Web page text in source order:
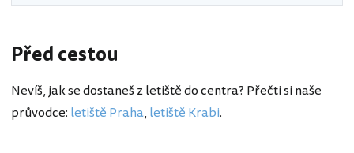
Před cestou
Nevíš, jak se dostaneš z letiště do centra? Přečti si naše
průvodce: letiště Praha, letiště Krabi.